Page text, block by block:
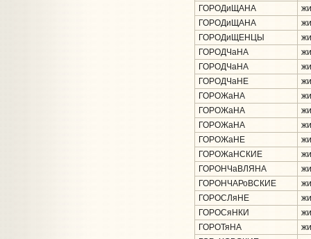
ГОРОДиЩАНА
ГОРОДиЩАНА
ГОРОДиЩЕНЦЫ
ГОРОДЧаНА
ГОРОДЧаНА
ГОРОДЧаНЕ
ГОРОЖаНА
ГОРОЖаНА
ГОРОЖаНА
ГОРОЖаНЕ
ГОРОЖаНСКИЕ
ГОРОНЧаВЛЯНА
ГОРОНЧАРоВСКИЕ
ГОРОСЛяНЕ
ГОРОСяНКИ
ГОРОТяНА